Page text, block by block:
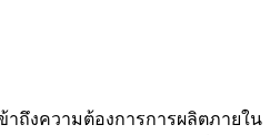
าถึงความต้องการการผลิตภายใน